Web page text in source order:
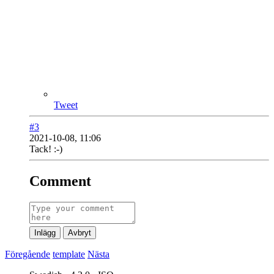
Tweet
#3
2021-10-08, 11:06
Tack! :-)
Comment
Inlägg Avbryt
Föregående template Nästa